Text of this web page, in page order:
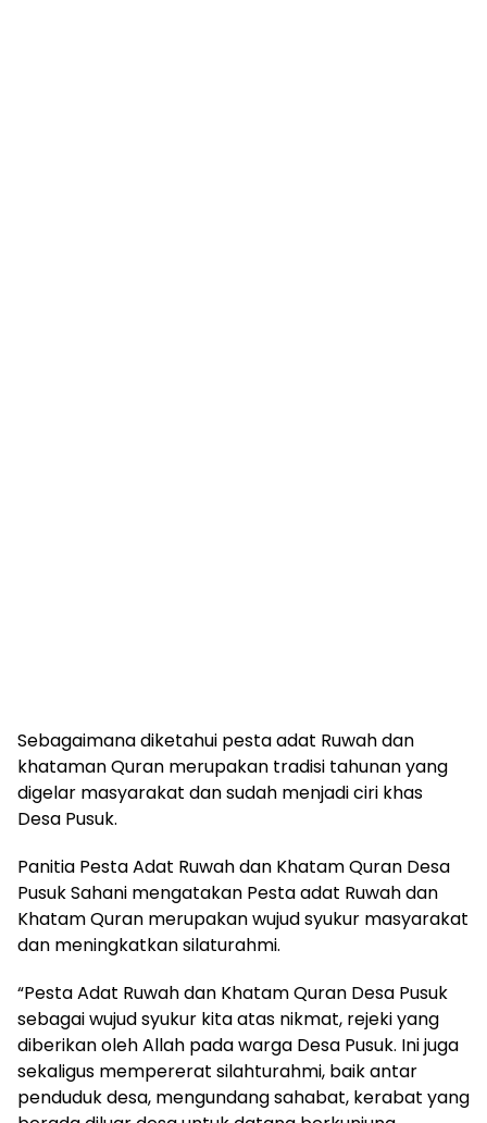
Sebagaimana diketahui pesta adat Ruwah dan
khataman Quran merupakan tradisi tahunan yang
digelar masyarakat dan sudah menjadi ciri khas
Desa Pusuk.
Panitia Pesta Adat Ruwah dan Khatam Quran Desa
Pusuk Sahani mengatakan Pesta adat Ruwah dan
Khatam Quran merupakan wujud syukur masyarakat
dan meningkatkan silaturahmi.
“Pesta Adat Ruwah dan Khatam Quran Desa Pusuk
sebagai wujud syukur kita atas nikmat, rejeki yang
diberikan oleh Allah pada warga Desa Pusuk. Ini juga
sekaligus mempererat silahturahmi, baik antar
penduduk desa, mengundang sahabat, kerabat yang